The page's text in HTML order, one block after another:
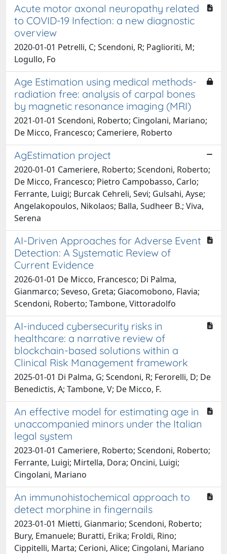
Acute motor axonal neuropathy related
to COVID-19 Infection: a new diagnostic
overview
2020-01-01 Petrelli, C; Scendoni, R; Paglioriti, M;
Logullo, Fo
Age Estimation using medical methods-
radiation free: analysis of carpal bones
by magnetic resonance imaging (MRI)
2021-01-01 Scendoni, Roberto; Cingolani, Mariano;
De Micco, Francesco; Cameriere, Roberto
AgEstimation project
2020-01-01 Cameriere, Roberto; Scendoni, Roberto;
De Micco, Francesco; Pietro Campobasso, Carlo;
Ferrante, Luigi; Burcak Cehreli, Sevi; Gulsahi, Ayse;
Angelakopoulos, Nikolaos; Balla, Sudheer B.; Viva,
Serena
AI-Driven Approaches for Adverse Event
Detection: A Systematic Review of
Current Evidence
2026-01-01 De Micco, Francesco; Di Palma,
Gianmarco; Seveso, Greta; Giacomobono, Flavia;
Scendoni, Roberto; Tambone, Vittoradolfo
AI-induced cybersecurity risks in
healthcare: a narrative review of
blockchain-based solutions within a
Clinical Risk Management framework
2025-01-01 Di Palma, G; Scendoni, R; Ferorelli, D; De
Benedictis, A; Tambone, V; De Micco, F.
An effective model for estimating age in
unaccompanied minors under the Italian
legal system
2023-01-01 Cameriere, Roberto; Scendoni, Roberto;
Ferrante, Luigi; Mirtella, Dora; Oncini, Luigi;
Cingolani, Mariano
An immunohistochemical approach to
detect morphine in fingernails
2023-01-01 Mietti, Gianmario; Scendoni, Roberto;
Bury, Emanuele; Buratti, Erika; Froldi, Rino;
Cippitelli, Marta; Cerioni, Alice; Cingolani, Mariano